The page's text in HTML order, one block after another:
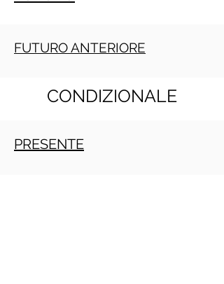
FUTURO ANTERIORE
CONDIZIONALE
PRESENTE